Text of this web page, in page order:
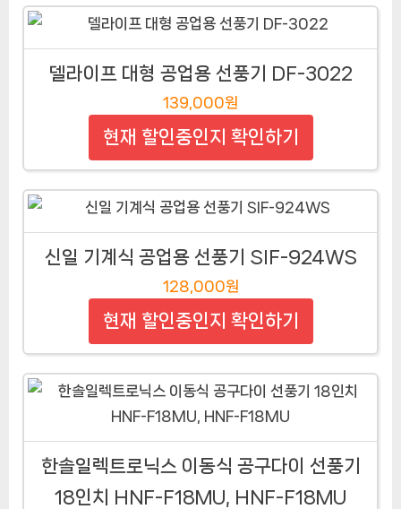
델라이프 대형 공업용 선풍기 DF-3022
139,000원
현재 할인중인지 확인하기
신일 기계식 공업용 선풍기 SIF-924WS
128,000원
현재 할인중인지 확인하기
한솔일렉트로닉스 이동식 공구다이 선풍기
18인치 HNF-F18MU, HNF-F18MU